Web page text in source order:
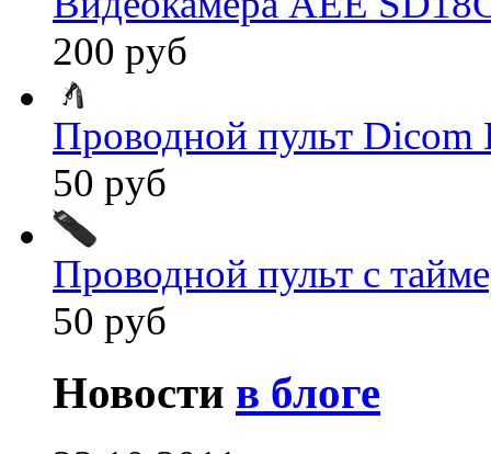
200 руб
Проводной пульт
50 руб
Проводной пульт с
50 руб
Новости в блоге